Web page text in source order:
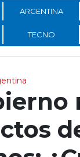
ARGENTINA
TECNO